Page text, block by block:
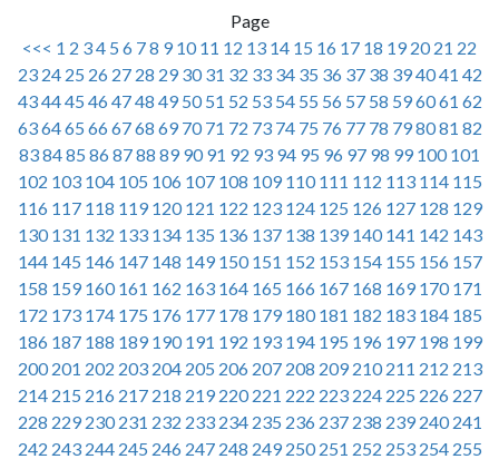
Page
<<< 1 2 34 5 6 78 9 10 11 12 13 14 15 16 17 18 19 20 21 22
23 24 25 26 27 28 29 30 31 32 33 34 35 36 37 38 394041 42
434445 464748 49 50 51 52 53 54 55 56 57 58 596061 62
636465 666768 69 70 71 72 73 74 75 76 77 78 798081 82
838485 868788 89 90 91 92 93 94 95 96 97 98 99 100 101
102 103 104 105 106 107 108 109 110 111 112 113 114 115
116 117 118 119 120 121 122 123 124 125 126 127 128 129
130 131 132 133 134 135 136 137 138 139 140 141 142 143
144 145 146 147 148 149 150 151 152 153 154 155 156 157
158 159 160 161 162 163 164 165 166 167 168 169 170 171
172 173 174 175 176 177 178 179 180 181 182 183 184 185
186 187 188 189 190 191 192 193 194 195 196 197 198 199
200 201 202 203 204 205 206 207 208 209 210 211 212 213
214 215 216 217 218 219 220 221 222 223 224 225 226 227
228 229 230 231 232 233 234 235 236 237 238 239 240 241
242 243 244 245 246 247 248 249 250 251 252 253 254 255